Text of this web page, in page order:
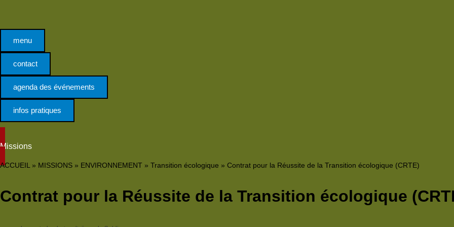
menu
contact
agenda des événements
infos pratiques
Missions
ACCUEIL» MISSIONS » ENVIRONNEMENT » Transition écologique » Contrat pour la Réussite de la Transition écologique (CRTE)
Contrat pour la Réussite de la Transition écologique